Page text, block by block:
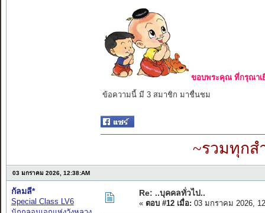
ขอบพระคุณ ที่กรุณาเ
ข้อความนี้ มี 3 สมาชิก มาชื่นชม
~รวมทุกส
03 มกราคม 2026, 12:38:AM
กัลมลี*
Special Class LV6
Re: ..บุคคลทั่วไป..
« ตอบ #12 เมื่อ: 03 มกราคม 2026,